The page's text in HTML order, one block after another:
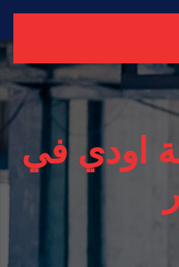
اودي في